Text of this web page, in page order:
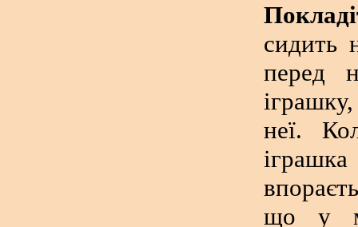
сидить
перед
неї.
що у